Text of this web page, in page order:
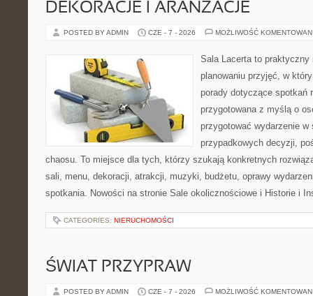
DEKORACJE I ARANŻACJE
POSTED BY ADMIN CZE - 7 - 2026 MOŻLIWOŚĆ
Sala Lacerta to praktyczny
planowaniu przyjęć, w
porady dotyczące spotkań
przygotowana z myślą o
przygotować wydarzenie
przypadkowych decyzji,
chaosu. To miejsce dla tych, którzy szukają konkretnych
sali, menu, dekoracji, atrakcji, muzyki, budżetu, oprawy
spotkania. Nowości na stronie Sale okolicznościowe i Historie i
CATEGORIES: NIERUCHOMOŚCI
ŚWIAT PRZYPRAW
POSTED BY ADMIN CZE - 7 - 2026 MOŻLIWOŚĆ